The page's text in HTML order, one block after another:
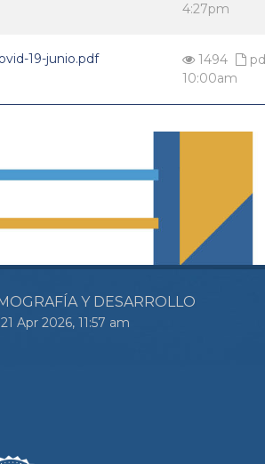
4:27pm
19-junio.pdf 1494
10:00am
Y DESARROLLO
Apr 2026, 11:57 am